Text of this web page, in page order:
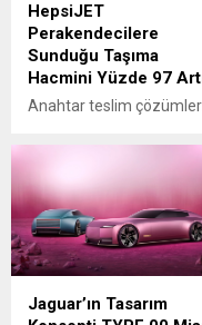
HepsiJET
Perakendecilere
Sunduğu Taşıma
Hacmini Yüzde 97
Anahtar teslim
büyütme hedefi
Hepsiburada’nın
dışında da marka ve
işletmelere taşımacılık
hizmeti sağlayan kargo
e-ticaret ve perakende
Jaguar’ın Tasarım